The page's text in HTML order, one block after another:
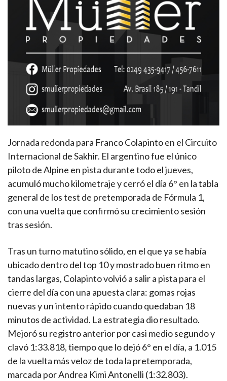
Jornada redonda para Franco Colapinto en el Circuito
Internacional de Sakhir. El argentino fue el único
piloto de Alpine en pista durante todo el jueves,
acumuló mucho kilometraje y cerró el día 6° en la tabla
general de los test de pretemporada de Fórmula 1,
con una vuelta que confirmó su crecimiento sesión
tras sesión.
Tras un turno matutino sólido, en el que ya se había
ubicado dentro del top 10 y mostrado buen ritmo en
tandas largas, Colapinto volvió a salir a pista para el
cierre del día con una apuesta clara: gomas rojas
nuevas y un intento rápido cuando quedaban 18
minutos de actividad. La estrategia dio resultado.
Mejoró su registro anterior por casi medio segundo y
clavó 1:33.818, tiempo que lo dejó 6° en el día, a 1.015
de la vuelta más veloz de toda la pretemporada,
marcada por Andrea Kimi Antonelli (1:32.803).